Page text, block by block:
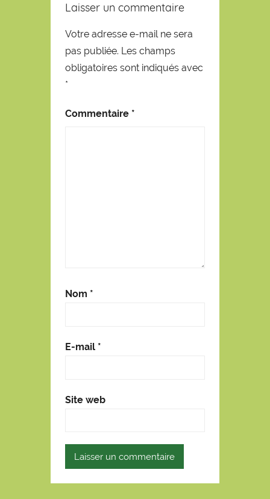
Laisser un commentaire
Votre adresse e-mail ne sera
pas publiée. Les champs
obligatoires sont indiqués avec
*
Commentaire *
Nom *
E-mail *
Site web